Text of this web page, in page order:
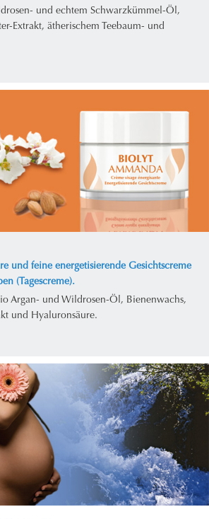
und echtem Schwarzkümmel-Öl,
Extrakt, ätherischem Teebaum- und
und feine energetisierende Gesichtscreme
(Tagescreme).
Argan- und Wildrosen-Öl, Bienenwachs,
und Hyaluronsäure.